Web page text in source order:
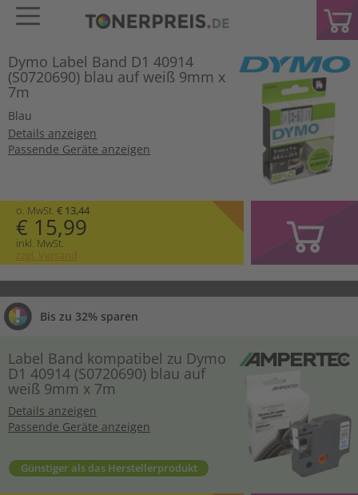
Dymo Label Band D1 40914
(S0720690) blau auf weiß 9mm x
7m
Blau
Details anzeigen
Passende Geräte anzeigen
o. MwSt. € 13,44
€ 15,99
inkl. MwSt.
zzgl. Versand
Bis zu 32% sparen
Label Band kompatibel zu Dymo
D1 40914 (S0720690) blau auf
weiß 9mm x 7m
Details anzeigen
Passende Geräte anzeigen
Günstiger als das Herstellerprodukt